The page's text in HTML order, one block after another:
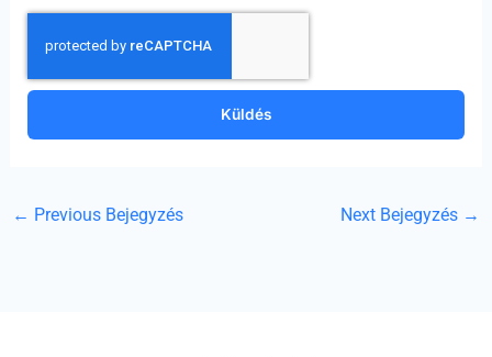
Küldés
← Previous Bejegyzés Next Bejegyzés →